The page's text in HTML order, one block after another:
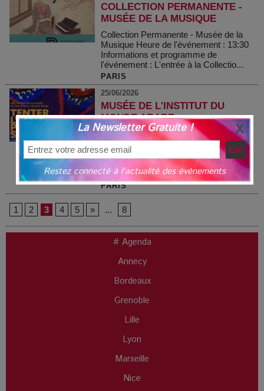
COLLECTION PERMANENTE -
MUSÉE DE LA MUSIQUE
Collection Permanente - Musée de la
Musique Heure de l'événement : 13:30
Informations et programme de
l'événement : L'entrée à la Collectio...
PARIS
25/06/2026
MUSÉE DE L'INSTITUT DU
MONDE ARABE
Musée de l'Institut du Monde Arabe
Heure de l'événement : 13:30
Informations et programme de
l'événement : Musée niveaux 7/5/4
entrée niveau 7 D...
PARIS
1 2 3 4 5 » ... 8
# Agenda
Annecy
Bordeaux
Grenoble
Lille
Lyon
Marseille
Nice
La Newsletter Gratuite !
Restez connecté à l'actualité des événements